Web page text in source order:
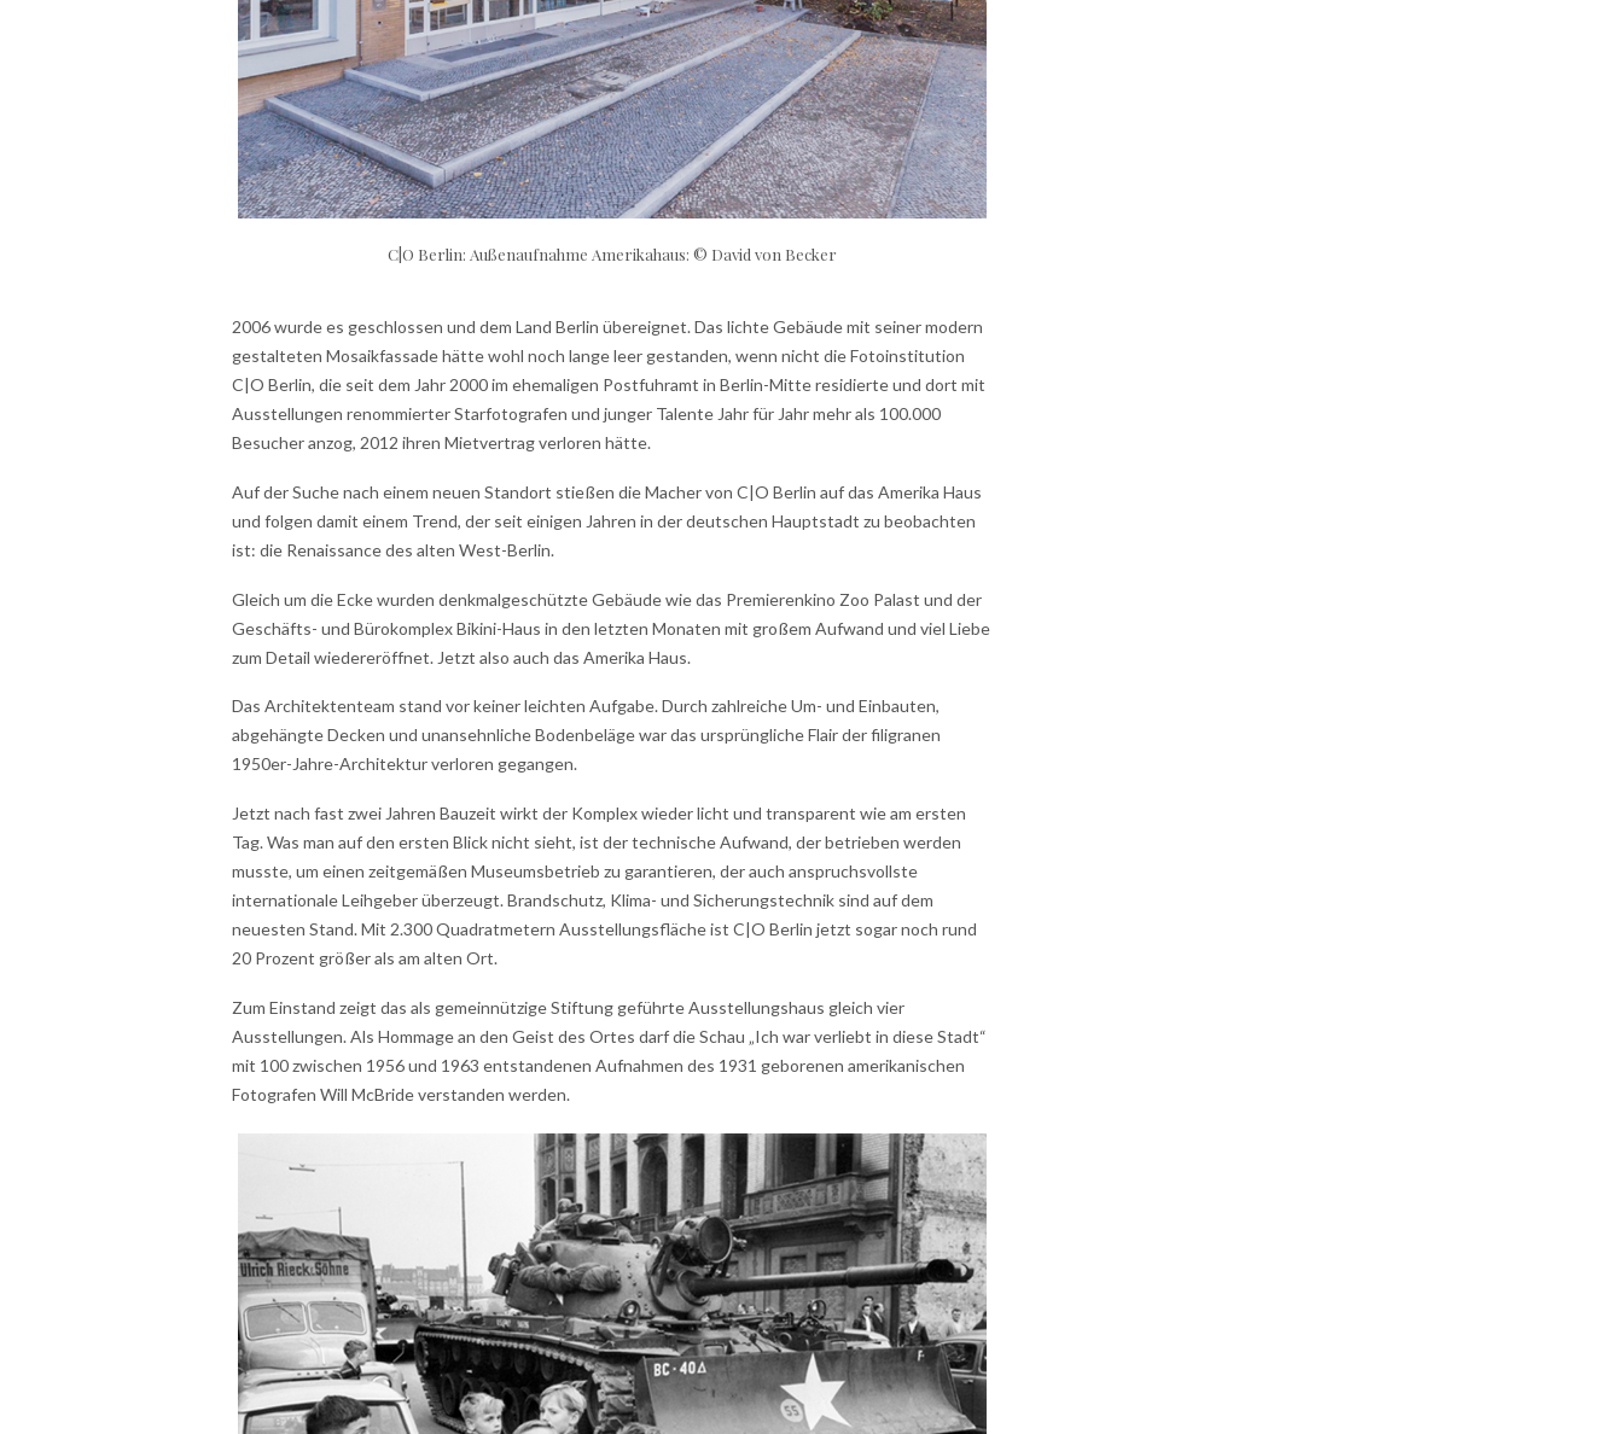
C|O Berlin: Außenaufnahme Amerikahaus: © David von Becker
2006 wurde es geschlossen und dem Land Berlin übereignet. Das lichte Gebäude mit seiner modern
gestalteten Mosaikfassade hätte wohl noch lange leer gestanden, wenn nicht die Fotoinstitution
C|O Berlin, die seit dem Jahr 2000 im ehemaligen Postfuhramt in Berlin-Mitte residierte und dort mit
Ausstellungen renommierter Starfotografen und junger Talente Jahr für Jahr mehr als 100.000
Besucher anzog, 2012 ihren Mietvertrag verloren hätte.
Auf der Suche nach einem neuen Standort stießen die Macher von C|O Berlin auf das Amerika Haus
und folgen damit einem Trend, der seit einigen Jahren in der deutschen Hauptstadt zu beobachten
ist: die Renaissance des alten West-Berlin.
Gleich um die Ecke wurden denkmalgeschützte Gebäude wie das Premierenkino Zoo Palast und der
Geschäfts- und Bürokomplex Bikini-Haus in den letzten Monaten mit großem Aufwand und viel Liebe
zum Detail wiedereröffnet. Jetzt also auch das Amerika Haus.
Das Architektenteam stand vor keiner leichten Aufgabe. Durch zahlreiche Um- und Einbauten,
abgehängte Decken und unansehnliche Bodenbeläge war das ursprüngliche Flair der filigranen
1950er-Jahre-Architektur verloren gegangen.
Jetzt nach fast zwei Jahren Bauzeit wirkt der Komplex wieder licht und transparent wie am ersten
Tag. Was man auf den ersten Blick nicht sieht, ist der technische Aufwand, der betrieben werden
musste, um einen zeitgemäßen Museumsbetrieb zu garantieren, der auch anspruchsvollste
internationale Leihgeber überzeugt. Brandschutz, Klima- und Sicherungstechnik sind auf dem
neuesten Stand. Mit 2.300 Quadratmetern Ausstellungsfläche ist C|O Berlin jetzt sogar noch rund
20 Prozent größer als am alten Ort.
Zum Einstand zeigt das als gemeinnützige Stiftung geführte Ausstellungshaus gleich vier
Ausstellungen. Als Hommage an den Geist des Ortes darf die Schau „Ich war verliebt in diese Stadt“
mit 100 zwischen 1956 und 1963 entstandenen Aufnahmen des 1931 geborenen amerikanischen
Fotografen Will McBride verstanden werden.